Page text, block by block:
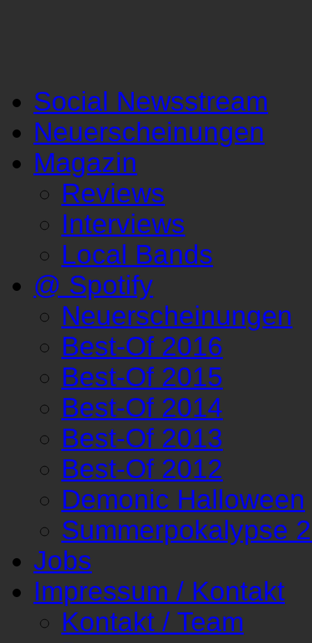
Social Newsstream
Neuerscheinungen
Magazin
Reviews
Interviews
Local Bands
@ Spotify
Neuerscheinungen
Best-Of 2016
Best-Of 2015
Best-Of 2014
Best-Of 2013
Best-Of 2012
Demonic Halloween
Summerpokalypse
Jobs
Impressum / Kontakt
Kontakt / Team